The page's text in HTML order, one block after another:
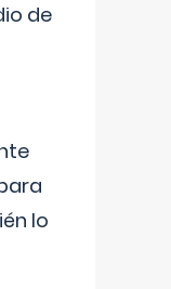
de
lo